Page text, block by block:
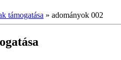
támogatása » adományok 002